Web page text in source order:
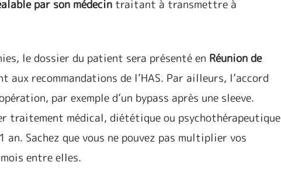
par son médecin traitant à transmettre à
le dossier du patient sera présenté en Réunion de
aux recommandations de l’HAS. Par ailleurs, l’accord
par exemple d’un bypass après une sleeve.
traitement médical, diététique ou psychothérapeutique
Sachez que vous ne pouvez pas multiplier vos
entre elles.